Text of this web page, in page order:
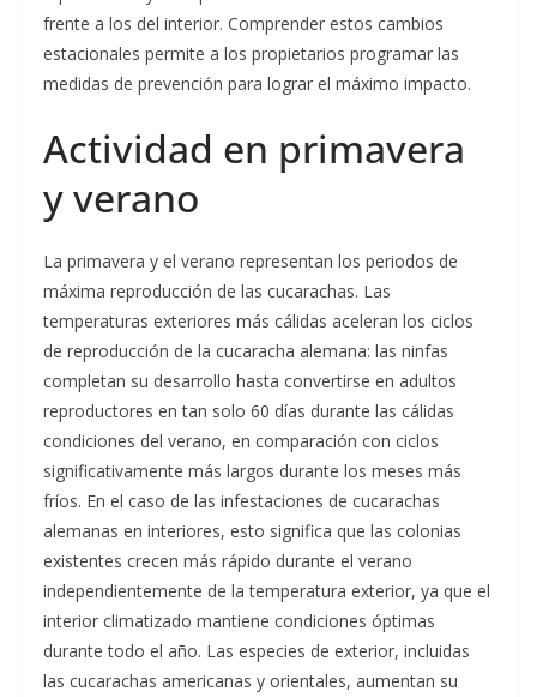
frente a los del interior. Comprender estos cambios
estacionales permite a los propietarios programar las
medidas de prevención para lograr el máximo impacto.
Actividad en primavera
y verano
La primavera y el verano representan los periodos de
máxima reproducción de las cucarachas. Las
temperaturas exteriores más cálidas aceleran los ciclos
de reproducción de la cucaracha alemana: las ninfas
completan su desarrollo hasta convertirse en adultos
reproductores en tan solo 60 días durante las cálidas
condiciones del verano, en comparación con ciclos
significativamente más largos durante los meses más
fríos. En el caso de las infestaciones de cucarachas
alemanas en interiores, esto significa que las colonias
existentes crecen más rápido durante el verano
independientemente de la temperatura exterior, ya que el
interior climatizado mantiene condiciones óptimas
durante todo el año. Las especies de exterior, incluidas
las cucarachas americanas y orientales, aumentan su